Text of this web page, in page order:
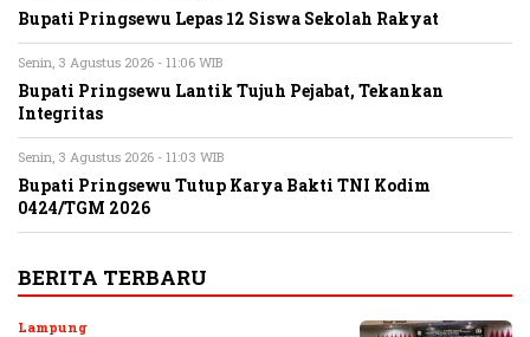
Bupati Pringsewu Lepas 12 Siswa Sekolah Rakyat
Senin, 3 Agustus 2026 - 11:06 WIB
Bupati Pringsewu Lantik Tujuh Pejabat, Tekankan
Integritas
Senin, 3 Agustus 2026 - 11:03 WIB
Bupati Pringsewu Tutup Karya Bakti TNI Kodim
0424/TGM 2026
BERITA TERBARU
Lampung